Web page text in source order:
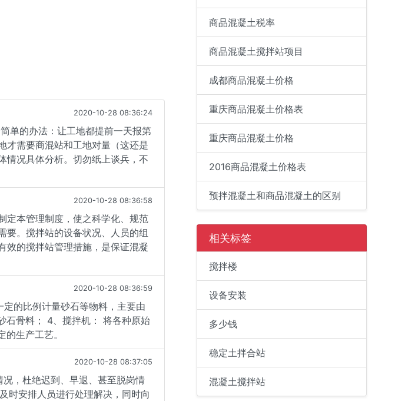
2020-10-28 08:36:24
单的办法：让工地都提前一天报第
才需要商混站和工地对量（这还是
情况具体分析。切勿纸上谈兵，不
2020-10-28 08:36:58
定本管理制度，使之科学化、规范
要。搅拌站的设备状况、人员的组
效的搅拌站管理措施，是保证混凝
2020-10-28 08:36:59
的比例计量砂石等物料，主要由
石骨料； 4、搅拌机： 将各种原始
生产工艺。
2020-10-28 08:37:05
，杜绝迟到、早退、甚至脱岗情
时安排人员进行处理解决，同时向
商品混凝土税率
商品混凝土搅拌站项目
成都商品混凝土价格
重庆商品混凝土价格表
重庆商品混凝土价格
2016商品混凝土价格表
预拌混凝土和商品混凝土的区别
相关标签
搅拌楼
设备安装
多少钱
稳定土拌合站
混凝土搅拌站